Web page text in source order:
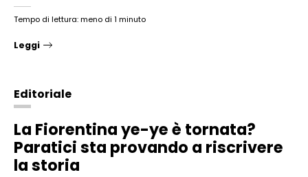
Tempo di lettura: meno di 1 minuto
Leggi
Editoriale
La Fiorentina ye-ye è tornata?
Paratici sta provando a riscrivere
la storia